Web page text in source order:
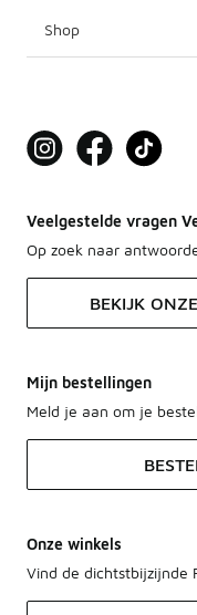
Shop
Veelgestelde vragen
Op zoek naar
BEKIJK
Mijn bestellingen
Meld je aan om je
Onze winkels
Vind de dichtstbijzijnde